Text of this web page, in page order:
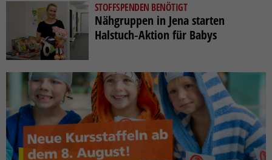
STOFFSPENDEN BENÖTIGT
Nähgruppen in Jena starten
Halstuch‑Aktion für Babys